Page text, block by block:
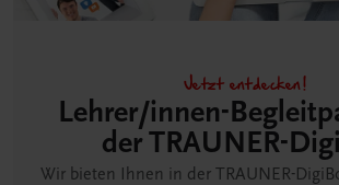
Jetzt entdecken!
Lehrer/innen-
der TRAUNER-
Wir bieten Ihnen in der TRAUNER-